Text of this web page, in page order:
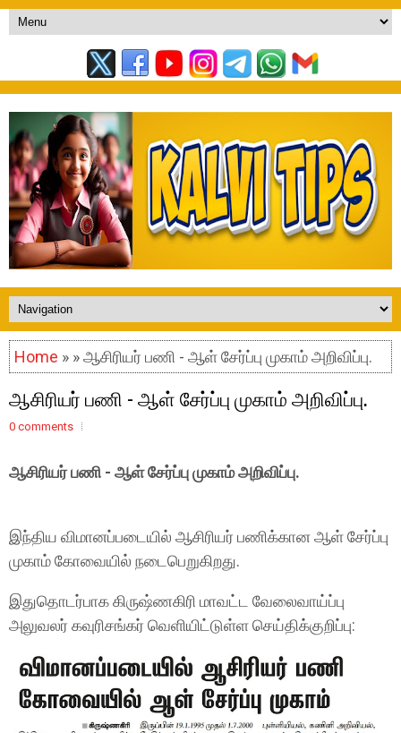
Home » » ஆசிரியர் பணி - ஆள் சேர்ப்பு முகாம் அறிவிப்பு.
ஆசிரியர் பணி - ஆள் சேர்ப்பு முகாம் அறிவிப்பு.
0 comments
ஆசிரியர் பணி - ஆள் சேர்ப்பு முகாம் அறிவிப்பு.
இந்திய விமானப்படையில் ஆசிரியர் பணிக்கான ஆள் சேர்ப்பு
முகாம் கோவையில் நடைபெறுகிறது.
இதுதொடர்பாக கிருஷ்ணகிரி மாவட்ட வேலைவாய்ப்பு
அலுவலர் கவுரிசங்கர் வெளியிட்டுள்ள செய்திக்குறிப்பு: